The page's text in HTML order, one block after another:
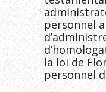
personnel
la loi de
personnel